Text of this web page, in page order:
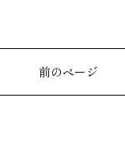
前のページ